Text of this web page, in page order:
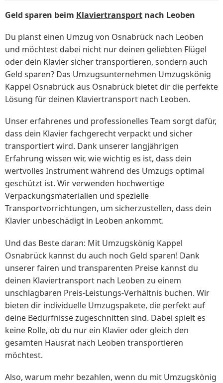
Geld sparen beim Klaviertransport nach Leoben
Du planst einen Umzug von Osnabrück nach Leoben
und möchtest dabei nicht nur deinen geliebten Flügel
oder dein Klavier sicher transportieren, sondern auch
Geld sparen? Das Umzugsunternehmen Umzugskönig
Kappel Osnabrück aus Osnabrück bietet dir die perfekte
Lösung für deinen Klaviertransport nach Leoben.
Unser erfahrenes und professionelles Team sorgt dafür,
dass dein Klavier fachgerecht verpackt und sicher
transportiert wird. Dank unserer langjährigen
Erfahrung wissen wir, wie wichtig es ist, dass dein
wertvolles Instrument während des Umzugs optimal
geschützt ist. Wir verwenden hochwertige
Verpackungsmaterialien und spezielle
Transportvorrichtungen, um sicherzustellen, dass dein
Klavier unbeschädigt in Leoben ankommt.
Und das Beste daran: Mit Umzugskönig Kappel
Osnabrück kannst du auch noch Geld sparen! Dank
unserer fairen und transparenten Preise kannst du
deinen Klaviertransport nach Leoben zu einem
unschlagbaren Preis-Leistungs-Verhältnis buchen. Wir
bieten dir individuelle Umzugspakete, die perfekt auf
deine Bedürfnisse zugeschnitten sind. Dabei spielt es
keine Rolle, ob du nur ein Klavier oder gleich den
gesamten Hausrat nach Leoben transportieren
möchtest.
Also, warum mehr bezahlen, wenn du mit Umzugskönig